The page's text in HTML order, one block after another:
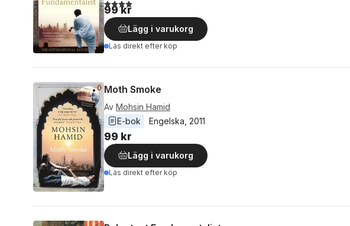
99 kr
Lägg i varukorg
Läs direkt efter köp
Moth Smoke
Av Mohsin Hamid
E-bok
Engelska 2011
99 kr
Lägg i varukorg
Läs direkt efter köp